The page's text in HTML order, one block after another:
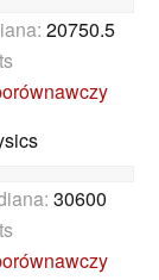
20750.5
30600